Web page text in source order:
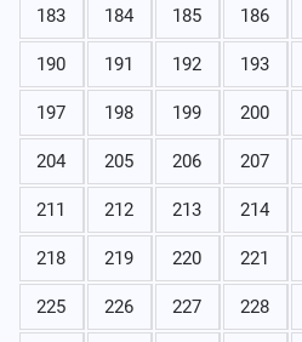
183 184 185 186
190 191 192 193
197 198 199 200
204 205 206 207
211 212 213 214
218 219 220 221
225 226 227 228